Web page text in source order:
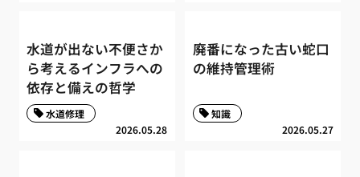
水道が出ない不便さか
ら考えるインフラへの
依存と備えの哲学
2026.05.28
水道修理
廃番になった古い蛇口
の維持管理術
2026.05.27
知識